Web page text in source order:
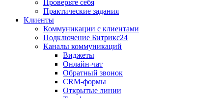
Проверьте себя
Практические задания
Клиенты
Коммуникации с клиентами
Подключение Битрикс24
Каналы коммуникаций
Виджеты
Онлайн-чат
Обратный звонок
CRM-формы
Открытые линии